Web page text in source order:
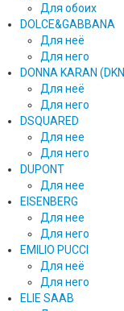
Для обоих
DOLCE&GABBANA
Для неё
Для него
DONNA KARAN
Для неё
Для него
DSQUARED
Для нее
Для него
DUPONT
Для нее
EISENBERG
Для нее
Для него
EMILIO PUCCI
Для неё
Для него
ELIE SAAB